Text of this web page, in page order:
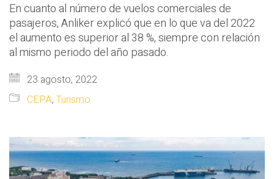
En cuanto al número de vuelos comerciales de
pasajeros, Anliker explicó que en lo que va del 2022
el aumento es superior al 38 %, siempre con relación
al mismo periodo del año pasado.
23 agosto, 2022
CEPA, Turismo